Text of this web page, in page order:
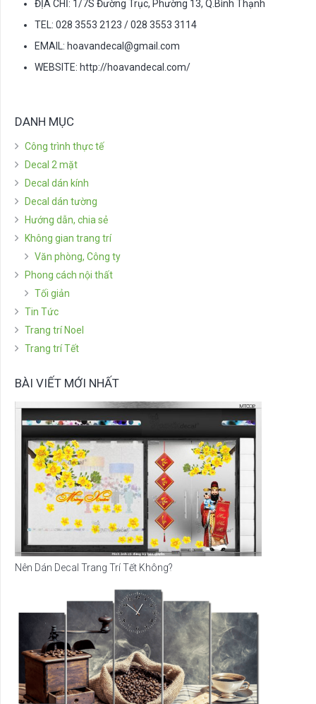
ĐỊA CHỈ: 1/7S Đường Trục, Phường 13, Q.Bình Thạnh
TEL: 028 3553 2123 / 028 3553 3114
EMAIL: hoavandecal@gmail.com
WEBSITE: http://hoavandecal.com/
DANH MỤC
Công trình thực tế
Decal 2 mặt
Decal dán kính
Decal dán tường
Hướng dẫn, chia sẻ
Không gian trang trí
Văn phòng, Công ty
Phong cách nội thất
Tối giản
Tin Tức
Trang trí Noel
Trang trí Tết
BÀI VIẾT MỚI NHẤT
Nên Dán Decal Trang Trí Tết Không?